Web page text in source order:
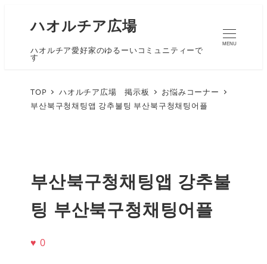
ハオルチア広場
ハオルチア愛好家のゆるーいコミュニティーで
す
MENU
TOP ハオルチア広場 掲示板
お悩みコーナー
부산북구청채팅앱 강추불팅 부산북구청채팅어플
부산북구청채팅앱 강추불
팅 부산북구청채팅어플
♥ 0